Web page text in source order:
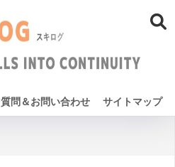
質問＆お問い合わせ サイトマップ